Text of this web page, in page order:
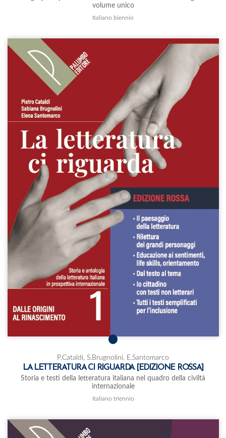
volume unico
Italiano biennio
P.Cataldi, S.Brugnolini, E.Santomarco
LA LETTERATURA CI RIGUARDA [EDIZIONE ROSSA]
Storia e testi della letteratura italiana nel quadro della civiltà
internazionale
Italiano triennio